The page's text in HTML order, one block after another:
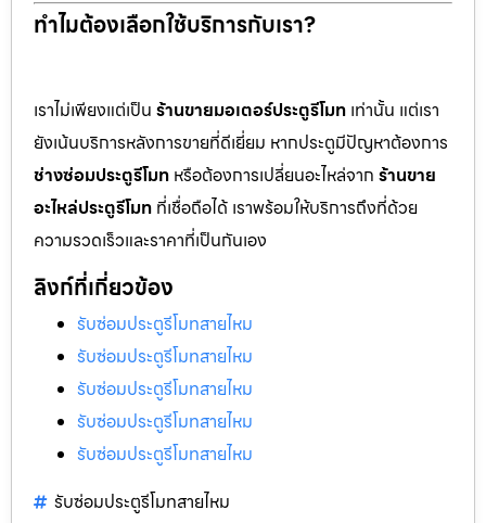
ทำไมต้องเลือกใช้บริการกับเรา?
เราไม่เพียงแต่เป็น ร้านขายมอเตอร์ประตูรีโมท เท่านั้น แต่เรา
ยังเน้นบริการหลังการขายที่ดีเยี่ยม หากประตูมีปัญหาต้องการ
ช่างซ่อมประตูรีโมท หรือต้องการเปลี่ยนอะไหล่จาก ร้านขาย
อะไหล่ประตูรีโมท ที่เชื่อถือได้ เราพร้อมให้บริการถึงที่ด้วย
ความรวดเร็วและราคาที่เป็นกันเอง
ลิงก์ที่เกี่ยวข้อง
รับซ่อมประตูรีโมทสายไหม
รับซ่อมประตูรีโมทสายไหม
รับซ่อมประตูรีโมทสายไหม
รับซ่อมประตูรีโมทสายไหม
รับซ่อมประตูรีโมทสายไหม
รับซ่อมประตูรีโมทสายไหม